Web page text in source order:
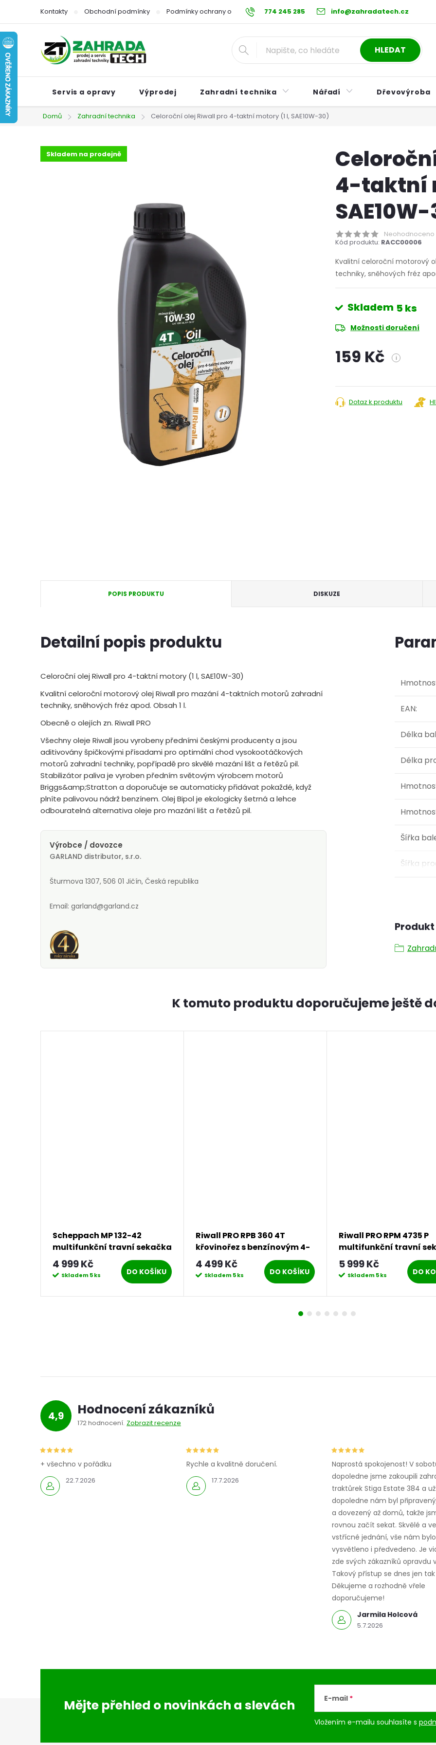
obsah
774 245 285 info@zahradatech.cz
Kontakty Obchodní podmínky Podmínky ochrany osobních údajů Reklamační řád Postup při nákupu na
HLEDAT
Servis a opravy Výprodej Zahradní technika Nářadí Dřevovýroba
Domů Zahradní technika Celoroční olej Riwall pro 4-taktní motory (1 l, SAE10W-30)
Skladem na prodejně
4-taktní
Neohodnoceno
Kód produktu: RACC00006
Kvalitní celoroční motorový
techniky, sněhových fréz
Skladem 5 ks
Možnosti doručení
159 Kč i
Dotaz k produktu
POPIS PRODUKTU DISKUZE
Detailní popis produktu
Celoroční olej Riwall pro 4-taktní motory (1 l, SAE10W-30)
Kvalitní celoroční motorový olej Riwall pro mazání 4-taktních motorů zahradní
techniky, sněhových fréz apod. Obsah 1 l.
Obecně o olejích zn. Riwall PRO
Všechny oleje Riwall jsou vyrobeny předními českými producenty a jsou
aditivovány špičkovými přísadami pro optimální chod vysokootáčkových
motorů zahradní techniky, popřípadě pro skvělé mazání lišt a řetězů pil.
Stabilizátor paliva je vyroben předním světovým výrobcem motorů
Briggs&amp;Stratton a doporučuje se automaticky přidávat pokaždé, když
plníte palivovou nádrž benzínem. Olej Bipol je ekologicky šetrná a lehce
odbouratelná alternativa oleje pro mazání lišt a řetězů pil.
Výrobce / dovozce
GARLAND distributor, s.r.o.
Šturmova 1307, 506 01 Jičín, Česká republika
Email: garland@garland.cz
EAN:
Délka
Délka
Šířka
Šířka
K tomuto produktu doporučujeme ještě
Scheppach MP 132-42
multifunkční travní sekačka
2v1 bez pojezdu
4 999 Kč
Skladem5 ks DO KOŠÍKU
Riwall PRO RPB 360 4T
křovinořez s benzínovým 4-
taktním motorem 36 cm3
4 499 Kč
Skladem5 ks DO KOŠÍKU
Riwall PRO RPM 4735 P
multifunkční travní
3v1 bez pojezdu
5 999 Kč
Skladem5 ks DO
4,9 Hodnocení zákazníků
172 hodnocení Zobrazit recenze
22.7.2026
+ všechno v pořádku
17.7.2026
Rychle a kvalitně doručení.
Jarmila Holcová
5.7.2026
Naprostá spokojenost! V
dopoledne jsme zakoupili
traktůrek Stiga Estate 384 a
dopoledne nám byl
a dovezený až domů, takže
rovnou začít sekat. Skvělé a
vstřícné jednání, vše nám bylo
vysvětleno i předvedeno. Je
zde svých zákazníků opravdu
Takový přístup se dnes jen
Děkujeme a rozhodně vřele
doporučujeme!
Mějte přehled o novinkách a slevách E-mail
Vložením e-mailu souhlasíte s